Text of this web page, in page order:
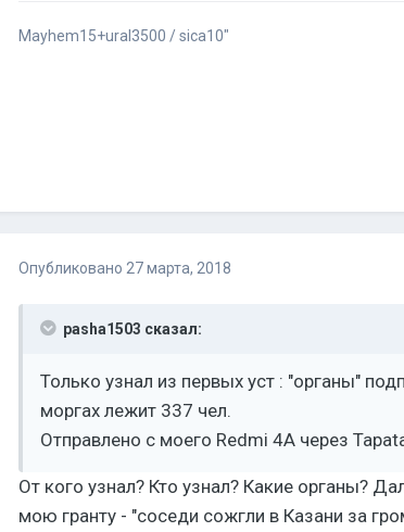
Mayhem15+ural3500 / sica10"
Опубликовано 27 марта, 2018
pasha1503 сказал:
Только узнал из первых уст : "органы"
моргах лежит 337 чел.
Отправлено с моего Redmi 4A через
От кого узнал? Кто узнал? Какие органы?
мою гранту - "соседи сожгли в Казани за